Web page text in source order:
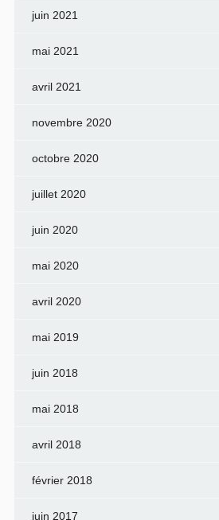
juin 2021
mai 2021
avril 2021
novembre 2020
octobre 2020
juillet 2020
juin 2020
mai 2020
avril 2020
mai 2019
juin 2018
mai 2018
avril 2018
février 2018
juin 2017